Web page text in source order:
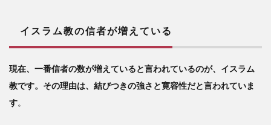
イスラム教の信者が増えている
現在、一番信者の数が増えていると言われているのが、イスラム
教です。その理由は、結びつきの強さと寛容性だと言われていま
す。